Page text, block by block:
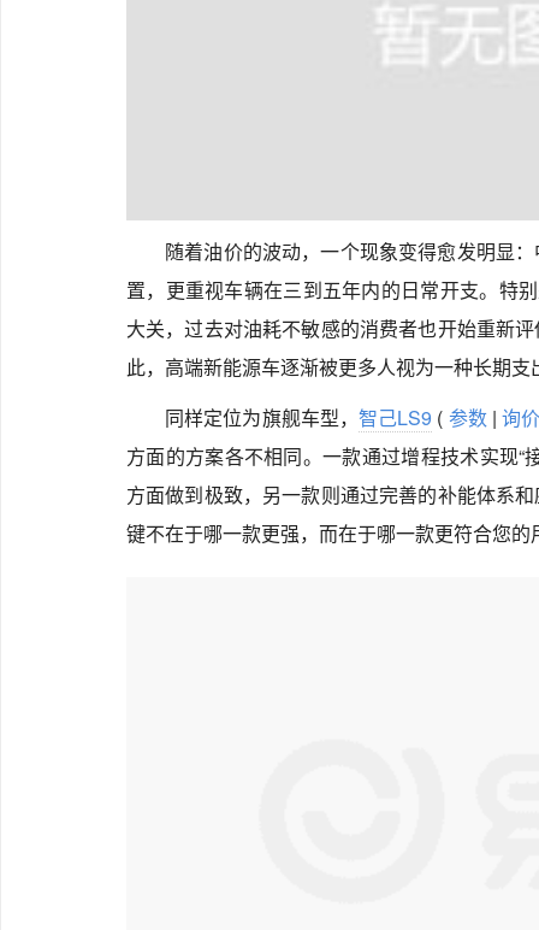
随着油价的波动，一个现象变得愈发明显
置，更重视车辆在三到五年内的日常开支。特
大关，过去对油耗不敏感的消费者也开始重新
此，高端新能源车逐渐被更多人视为一种长期
同样定位为旗舰车型，智己LS9 ( 参数 | 询
方面的方案各不相同。一款通过增程技术实现“
方面做到极致，另一款则通过完善的补能体系
键不在于哪一款更强，而在于哪一款更符合您